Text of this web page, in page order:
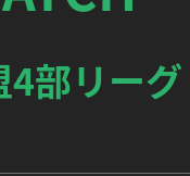
4部リー